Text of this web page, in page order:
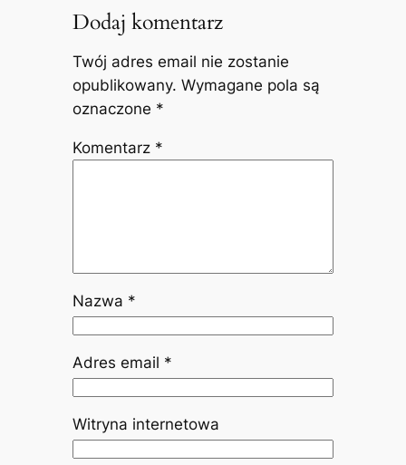
Dodaj komentarz
Twój adres email nie zostanie
opublikowany. Wymagane pola są
oznaczone *
Komentarz *
Nazwa *
Adres email *
Witryna internetowa